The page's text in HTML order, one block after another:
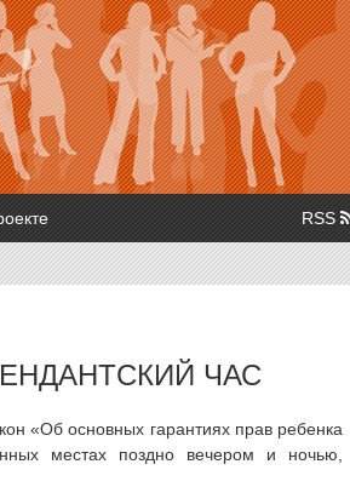
RSS
ЧАС
«Об основных гарантиях прав ребенка
местах поздно вечером и ночью,